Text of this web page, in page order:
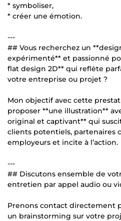
* symboliser,
* créer une émotion.
---
## Vous recherchez un
expérimenté** et passionné
flat design 2D** qui reflète
votre entreprise ou projet ?
Mon objectif avec cette
proposer **une illustration**
original et captivant** qui
clients potentiels, partenaires
employeurs et incite à l’action.
---
## Discutons ensemble de
entretien par appel audio ou
Prenons contact directement
un brainstorming sur votre